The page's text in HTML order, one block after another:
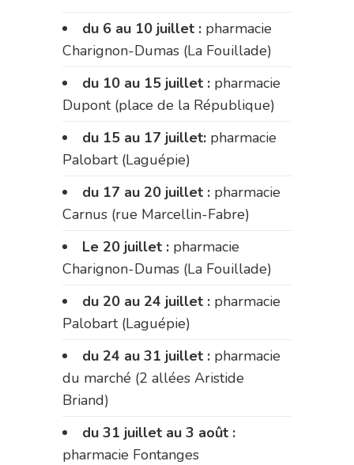
du 6 au 10 juillet : pharmacie
Charignon-Dumas (La Fouillade)
du 10 au 15 juillet : pharmacie
Dupont (place de la République)
du 15 au 17 juillet: pharmacie
Palobart (Laguépie)
du 17 au 20 juillet : pharmacie
Carnus (rue Marcellin-Fabre)
Le 20 juillet : pharmacie
Charignon-Dumas (La Fouillade)
du 20 au 24 juillet : pharmacie
Palobart (Laguépie)
du 24 au 31 juillet : pharmacie
du marché (2 allées Aristide
Briand)
du 31 juillet au 3 août :
pharmacie Fontanges